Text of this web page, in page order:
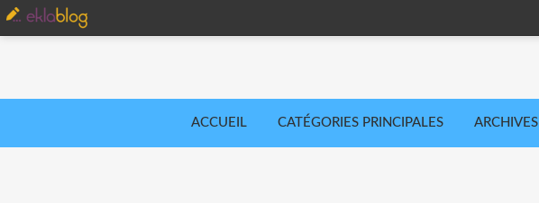
ACCUEIL CATÉGORIES PRINCIPALES ARCHIVES